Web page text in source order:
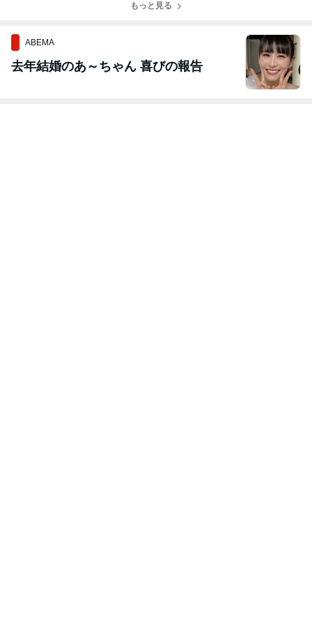
もっと見る
ABEMA
去年結婚のあ～ちゃん 喜びの報告